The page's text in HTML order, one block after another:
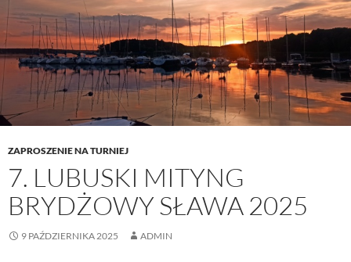
ZAPROSZENIE NA TURNIEJ
7. LUBUSKI MITYNG
BRYDŻOWY SŁAWA 2025
9 PAŹDZIERNIKA 2025 ADMIN